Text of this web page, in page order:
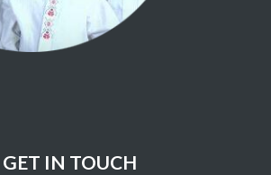
penciptaan makhluq
yang meriwayatkan
Nabi
pekerti yang terpuji
GET IN TOUCH